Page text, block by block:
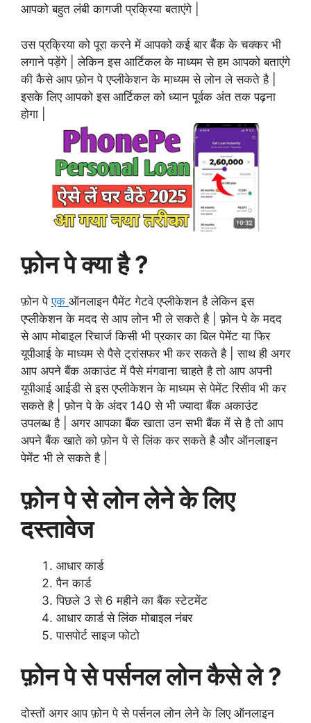
आपको बहुत लंबी कागजी प्रक्रिया बताएंगे |
उस प्रक्रिया को पूरा करने में आपको कई बार बैंक के चक्कर भी
लगाने पड़ेंगे | लेकिन इस आर्टिकल के माध्यम से हम आपको बताएंगे
की कैसे आप फ़ोन पे एप्लीकेशन के माध्यम से लोन ले सकते है |
इसके लिए आपको इस आर्टिकल को ध्यान पूर्वक अंत तक पढ़ना
होगा |
फ़ोन पे क्या है ?
फ़ोन पेएक ऑनलाइन पैमेंट गेटवे एप्लीकेशन है लेकिन इस
एप्लीकेशन के मदद से आप लोन भी ले सकते है | फ़ोन पे के मदद
से आप मोबाइल रिचार्ज किसी भी प्रकार का बिल पेमेंट या फिर
यूपीआई के माध्यम से पैसे ट्रांसफर भी कर सकते है | साथ ही अगर
आप अपने बैंक अकाउंट में पैसे मंगवाना चाहते है तो आप अपनी
यूपीआई आईडी से इस एप्लीकेशन के माध्यम से पेमेंट रिसीव भी कर
सकते है | फ़ोन पे के अंदर 140 से भी ज्यादा बैंक अकाउंट
उपलब्ध है | अगर आपका बैंक खाता उन सभी बैंक में से है तो आप
अपने बैंक खाते को फ़ोन पे से लिंक कर सकते है और ऑनलाइन
पेमेंट भी ले सकते है |
फ़ोन पे से लोन लेने के लिए
दस्तावेज
आधार कार्ड
पैन कार्ड
पिछले 3 से 6 महीने का बैंक स्टेटमेंट
आधार कार्ड से लिंक मोबाइल नंबर
पासपोर्ट साइज फोटो
फ़ोन पे से पर्सनल लोन कैसे ले ?
दोस्तों अगर आप फ़ोन पे से पर्सनल लोन लेने के लिए ऑनलाइन